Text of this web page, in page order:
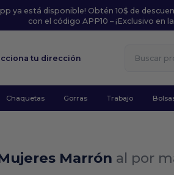
ya está disponible! Obtén 10$ de
con el código APP10 – ¡Exclusivo en
tu dirección
Chaquetas Gorras Trabajo
Marrón al por